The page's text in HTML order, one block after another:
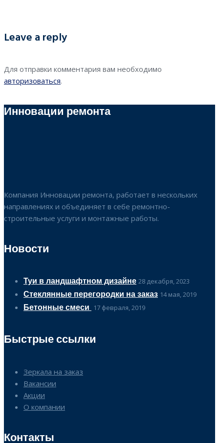
Leave a reply
Для отправки комментария вам необходимо
авторизоваться.
Инновации ремонта
Компания Инновации ремонта, работает в нескольких
направлениях и объединяет в себе ремонтно-
строительные услуги и монтажные работы.
Новости
Туи в ландшафтном дизайне 28 декабря, 2023
Стеклянные перегородки на заказ 14 мая, 2019
Бетонные смеси 17 февраля, 2019
Быстрые ссылки
Зеркала на заказ
Вакансии
Акции
О компании
Контакты